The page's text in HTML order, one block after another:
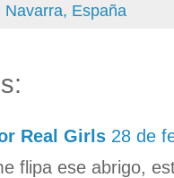
Navarra, España
Real Girls 28 de
flipa ese abrigo,